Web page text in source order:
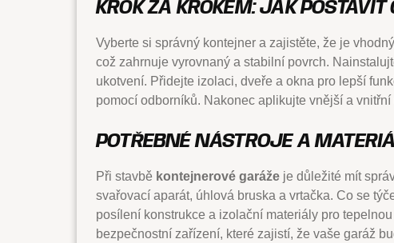
KROK ZA KROKEM: JAK
Vyberte si správný kontejner a zajistěte, že je
což zahrnuje vyrovnaný a stabilní povrch.
ukotvení. Přidejte izolaci, dveře a okna pro lepší
pomocí odborníků. Nakonec aplikujte vnější a
POTŘEBNÉ NÁSTROJE A
Při stavbě kontejnerové garáže je důležité mít
svařovací aparát, úhlová bruska a vrtačka. Co se
posílení konstrukce a izolační materiály pro
bezpečnostní zařízení, které zajistí, že vaše garáž